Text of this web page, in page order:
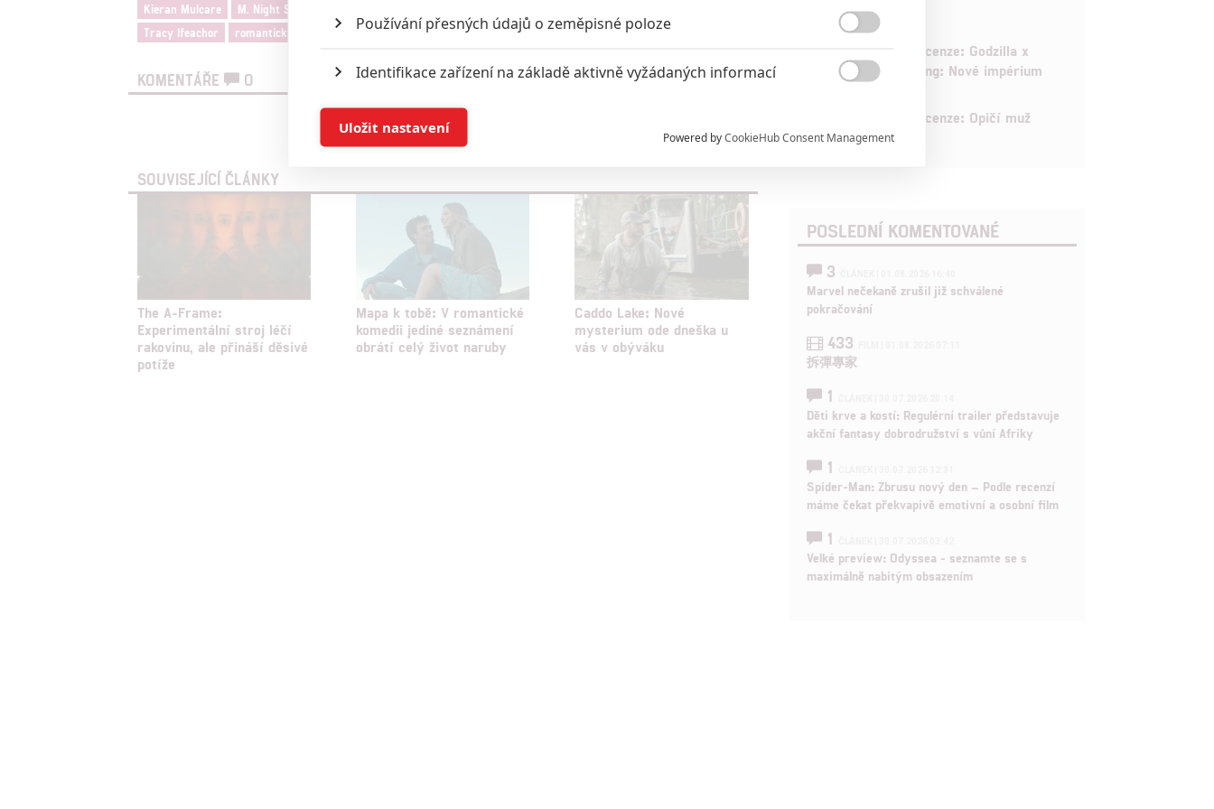
Kieran Mulcare
M. Night Shyamalan
Tracy Ifeachor
romantický thriller
KOMENTÁŘE 0
Vstoupit do diskuze
SOUVISEJÍCÍ ČLÁNKY
The A-Frame:
Experimentální stroj léčí
rakovinu, ale přináší děsivé
potíže
Mapa k tobě: V romantické
komedii jediné seznámení
obrátí celý život naruby
Caddo Lake: Nové
mysterium ode dneška u
vás v obýváku
6
Recenze: Godzilla x
Kong: Nové impérium
8 Recenze: Opičí muž
POSLEDNÍ KOMENTOVANÉ
3
Marvel nečekaně zrušil již schválené
pokračování
433
拆彈專家
1
Děti krve a kostí: Regulérní trailer představuje
akční fantasy dobrodružství s vůní Afriky
1
Spider-Man: Zbrusu nový den – Podle recenzí
máme čekat překvapivě emotivní a osobní film
1
Velké preview: Odyssea - seznamte se s
maximálně nabitým obsazením
Používání přesných údajů o zeměpisné poloze
Identifikace zařízení na základě aktivně vyžádaných informací
Ukládání a/nebo přístup k informacím v zařízení

Personalizovaný obsah, měření obsahu, průzkum publika a vývoj

Udělením souhlasu s účely a funkcemi zde uvedenými dáváte nám i našim partnerům
možnost: Zajištění bezpečnosti, předcházení a zjišťování podvodů a odstraňování chyb,
Poskytování a zobrazování reklamy a obsahu
Powered byCookieHub Consent Management
Uložit nastavení